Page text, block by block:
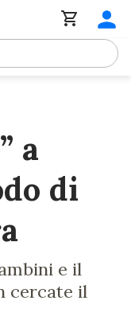
a
di
e il
cercate il